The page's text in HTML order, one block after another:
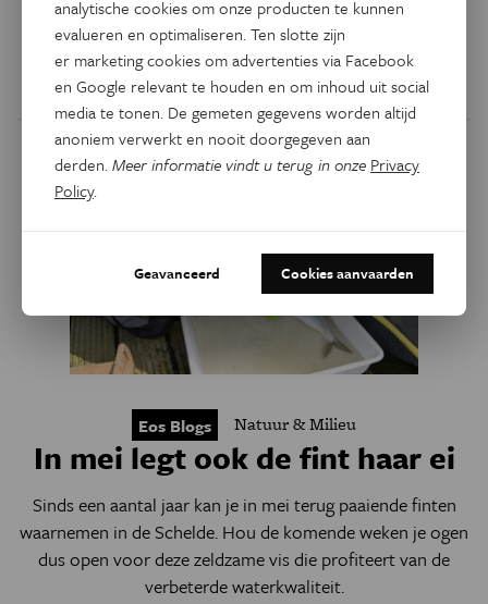
ik op expeditie naar de Azoren om palingen te zenderen en
hun habitatgebruik in kaart te brengen.
DoorPieterjan Verhelst
Eos Blogs Natuur & Milieu
In mei legt ook de fint haar ei
Sinds een aantal jaar kan je in mei terug paaiende finten
waarnemen in de Schelde. Hou de komende weken je ogen
dus open voor deze zeldzame vis die profiteert van de
verbeterde waterkwaliteit.
analytische cookies om onze producten te kunnen
evalueren en optimaliseren. Ten slotte zijn
er marketing cookies om advertenties via Facebook
en Google relevant te houden en om inhoud uit social
media te tonen. De gemeten gegevens worden altijd
anoniem verwerkt en nooit doorgegeven aan
derden.Meer informatie vindt u terug in onze Privacy
Policy.
Geavanceerd Cookies aanvaarden